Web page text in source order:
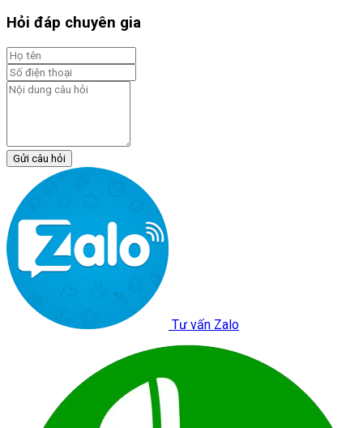
Hỏi đáp chuyên gia
Gửi câu hỏi
Tư vấn Zalo